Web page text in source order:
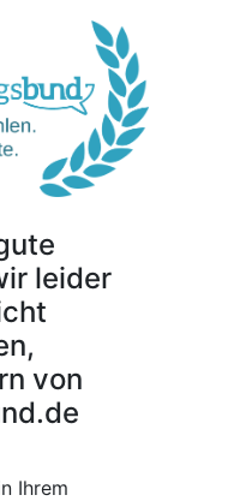
leider
von
Ihrem